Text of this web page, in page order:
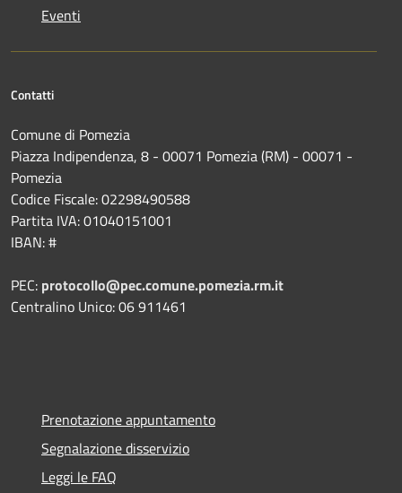
Eventi
Contatti
Comune di Pomezia
Piazza Indipendenza, 8 - 00071 Pomezia (RM) - 00071 -
Pomezia
Codice Fiscale: 02298490588
Partita IVA: 01040151001
IBAN: #
PEC: protocollo@pec.comune.pomezia.rm.it
Centralino Unico: 06 911461
Prenotazione appuntamento
Segnalazione disservizio
Leggi le FAQ